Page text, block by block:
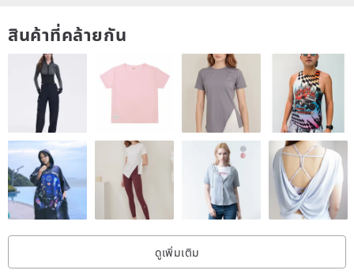
✔ Anti-slip Rubber Outsole
✔ Origin: Taiwan
📌 Purchase Reminders
Return shipping costs of NT$75 will be borne by the customer.
Please ensure the product is returned in its original condition.
Returns or exchanges will not be processed if the product cannot
be restored to a sellable condition.
สินค้าที่คล้ายกัน
ดูเพิ่มเติม